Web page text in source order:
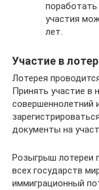
поработать
участия
лет.
Участие в
Лотерея
Принять участие
совершеннолетний
документы на
Розыгрыш лотереи
всех государств
иммиграционный